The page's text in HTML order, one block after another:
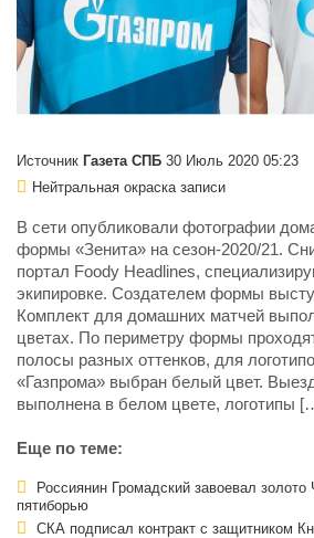
Источник Газета СПБ 30 Июль 2020 05:23
Нейтральная окраска записи
В сети опубликовали фотографии
формы «Зенита» на сезон-2020/21.
портал Foody Headlines,
экипировке. Создателем формы
Комплект для домашних матчей
цветах. По периметру формы
полосы разных оттенков, для
«Газпрома» выбран белый цвет.
выполнена в белом цвете, логотипы
Еще по теме:
Россиянин Громадский завоевал
пятиборью
СКА подписал контракт с защитником